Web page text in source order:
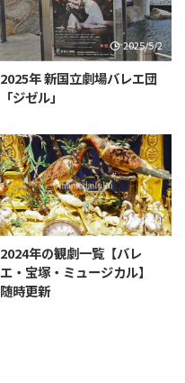
2025/5/2
2025年 新国立劇場バレエ団
「ジゼル」
2024/5/1
2024年の観劇一覧【バレ
エ・宝塚・ミュージカル】
随時更新